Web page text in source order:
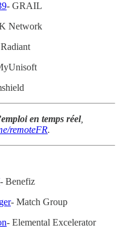
- GRAIL
Network
en temps réel,
remoteFR.
- Benefiz
- Match Group
- Elemental Excelerator